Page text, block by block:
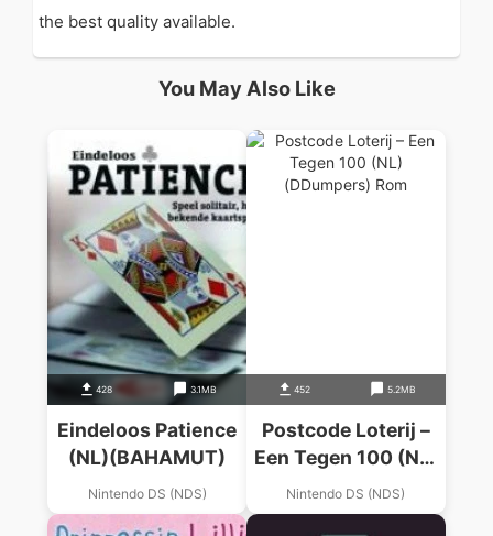
the best quality available.
You May Also Like
428 3.1MB
Eindeloos Patience
(NL)(BAHAMUT)
Nintendo DS (NDS)
452 5.2MB
Postcode Loterij –
Een Tegen 100 (NL)
(DDumpers)
Nintendo DS (NDS)